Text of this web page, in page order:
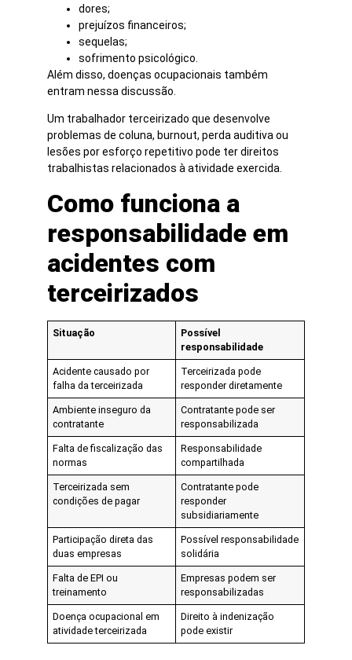
dores;
prejuízos financeiros;
sequelas;
sofrimento psicológico.
Além disso, doenças ocupacionais também
entram nessa discussão.
Um trabalhador terceirizado que desenvolve
problemas de coluna, burnout, perda auditiva ou
lesões por esforço repetitivo pode ter direitos
trabalhistas relacionados à atividade exercida.
Como funciona a
responsabilidade em
acidentes com
terceirizados
Situação
Possível
responsabilidade
Acidente causado por
falha da terceirizada
Terceirizada pode
responder diretamente
Ambiente inseguro da
contratante
Contratante pode ser
responsabilizada
Falta de fiscalização das
normas
Responsabilidade
compartilhada
Terceirizada sem
condições de pagar
Contratante pode
responder
subsidiariamente
Participação direta das
duas empresas
Possível responsabilidade
solidária
Falta de EPI ou
treinamento
Empresas podem ser
responsabilizadas
Doença ocupacional em
atividade terceirizada
Direito à indenização
pode existir